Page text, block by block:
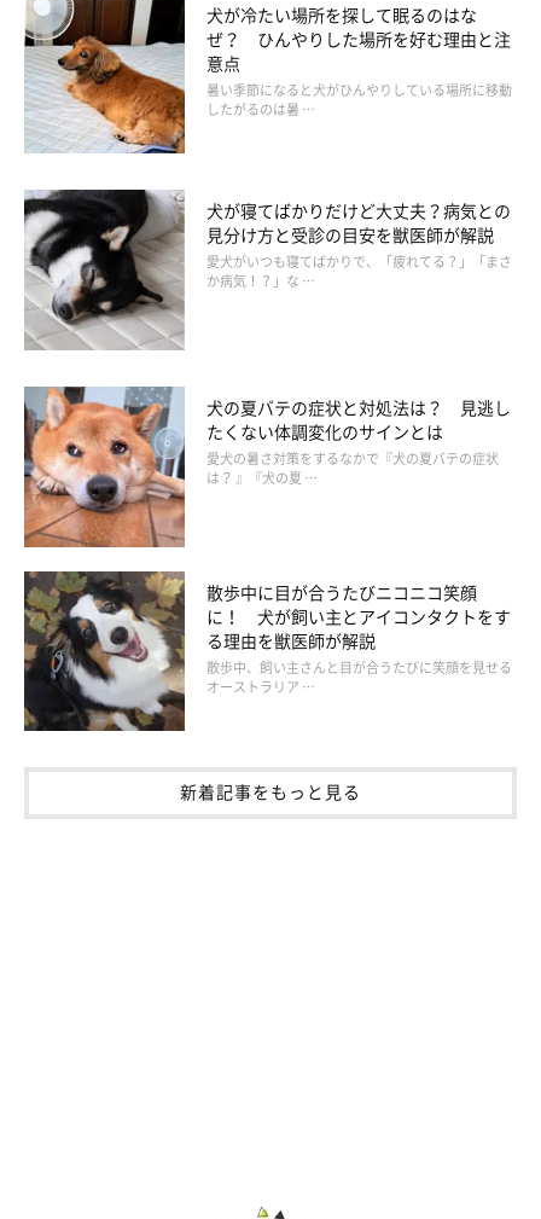
「まだ10カ月ですが、今までで一番ヒヤッとしたのは、外
出から帰って来ると、人間用のマットレスのスポンジをか
なりの量食べていたことです。すぐに動物病院に連れて行
きましたが、全部うんちで出ました」
ンチカツを食べていた…ジャンプしてお皿を落としたらし
い…」
「観葉植物をむしゃむしゃ食べてしまったとき。。」
「洗う前のホットプレートの残り物を、目を離した隙に全
「子どもが飲んでいた薬を飲んでしまった」
「机の上のおやつを勝手に食べていて乾燥剤も噛んだこ
と」
なかには飼い主さんの不注意によるものもありましたが、「ここ
なら届かないし安全だろう」と思っていた場所に置いていたにも
関わらず、愛犬が食べてしまった…なんてケースもあるようで
す。愛犬が食べてはいけないものの保管には充分注意したいです
ね。
犬が冷たい場所を探して眠るのはな
ぜ？ ひんやりした場所を好む理由と注
意点
暑い季節になると犬がひんやりしている場所に移動
したがるのは暑 …
犬が寝てばかりだけど大丈夫？病気との
見分け方と受診の目安を獣医師が解説
愛犬がいつも寝てばかりで、「疲れてる？」「まさ
か病気！？」な …
犬の夏バテの症状と対処法は？ 見逃し
たくない体調変化のサインとは
愛犬の暑さ対策をするなかで『犬の夏バテの症状
は？ 』『犬の夏 …
散歩中に目が合うたびニコニコ笑顔
に！ 犬が飼い主とアイコンタクトをす
る理由を獣医師が解説
散歩中、飼い主さんと目が合うたびに笑顔を見せる
オーストラリア …
新着記事をもっと見る